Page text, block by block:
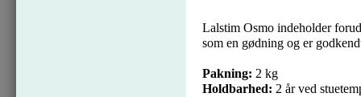
Lalstim Osmo indeholder
som en gødning og er
Pakning: 2 kg
Holdbarhed: 2 år ved